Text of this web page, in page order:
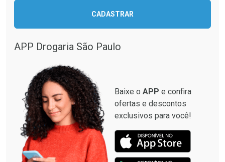
Comprar sem Desconto
Por R$ 664,02/cada
Comprar sem Desconto
Ativar Desconto
Comprar sem Desconto
CADASTRAR
APP Drogaria São Paulo
Baixe o APP e confira
ofertas e descontos
exclusivos para você!